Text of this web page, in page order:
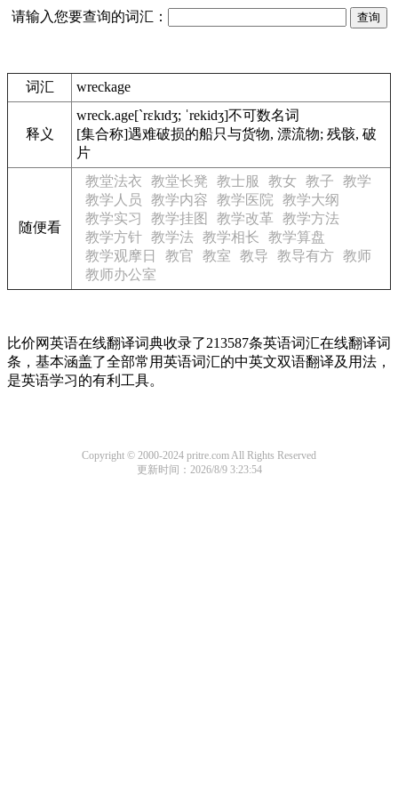
请输入您要查询的词汇：
词汇 wreckage
释义
wreck.age[`rɛkɪdʒ; ˈrekidʒ]不可数名词
[集合称]遇难破损的船只与货物, 漂流物; 残骸, 破
片
随便看
教堂法衣 教堂长凳 教士服 教女 教子
教学
教学人员
教学内容 教学医院
教学大纲
教学实习
教学挂图 教学改革
教学方法
教学方针 教学法 教学相长
教学算盘
教学观摩日
教官 教室 教导 教导有方 教师
教师办公室
比价网英语在线翻译词典收录了213587条英语词汇在线翻译词
条，基本涵盖了全部常用英语词汇的中英文双语翻译及用法，
是英语学习的有利工具。
Copyright © 2000-2024 pritre.com All Rights Reserved
更新时间：2026/8/9 3:23:54